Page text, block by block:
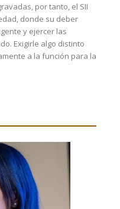
por tanto, el SII
donde su deber
y ejercer las
Exigirle algo distinto
a la función para la